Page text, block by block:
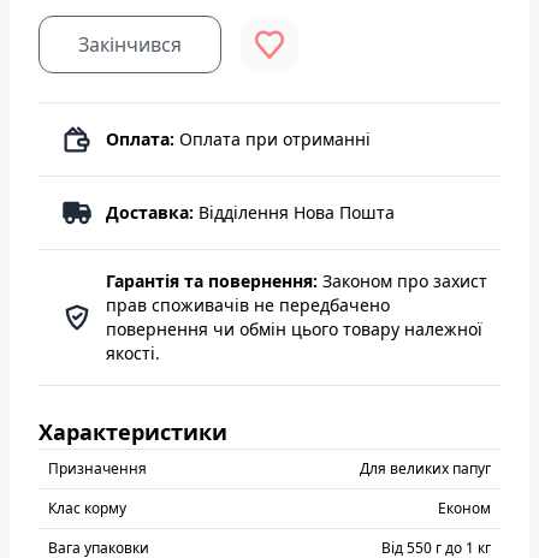
Закінчився
Оплата: Оплата при отриманні
Доставка: Відділення Нова Пошта
Гарантія та повернення: Законом про захист
прав споживачів не передбачено
повернення чи обмін цього товару належної
якості.
Характеристики
Призначення
Для великих папуг
Клас корму
Eконом
Вага упаковки
Від 550 г до 1 кг